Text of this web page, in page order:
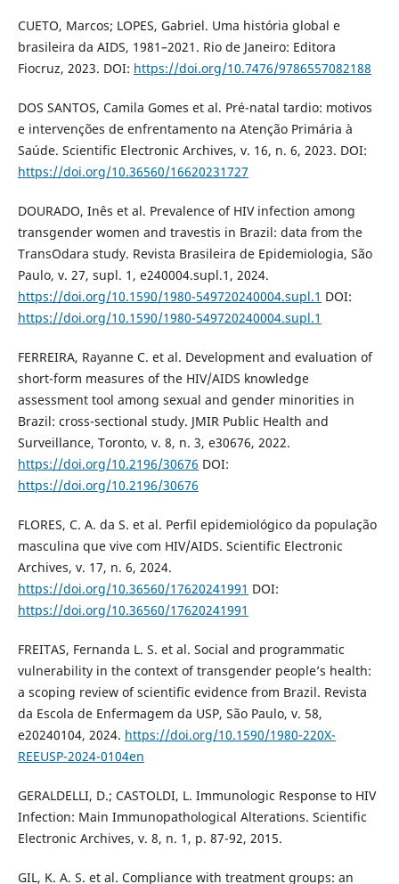
CUETO, Marcos; LOPES, Gabriel. Uma história global e
brasileira da AIDS, 1981–2021. Rio de Janeiro: Editora
Fiocruz, 2023. DOI: https://doi.org/10.7476/9786557082188
DOS SANTOS, Camila Gomes et al. Pré-natal tardio: motivos
e intervenções de enfrentamento na Atenção Primária à
Saúde. Scientific Electronic Archives, v. 16, n. 6, 2023. DOI:
https://doi.org/10.36560/16620231727
DOURADO, Inês et al. Prevalence of HIV infection among
transgender women and travestis in Brazil: data from the
TransOdara study. Revista Brasileira de Epidemiologia, São
Paulo, v. 27, supl. 1, e240004.supl.1, 2024.
https://doi.org/10.1590/1980-549720240004.supl.1 DOI:
https://doi.org/10.1590/1980-549720240004.supl.1
FERREIRA, Rayanne C. et al. Development and evaluation of
short-form measures of the HIV/AIDS knowledge
assessment tool among sexual and gender minorities in
Brazil: cross-sectional study. JMIR Public Health and
Surveillance, Toronto, v. 8, n. 3, e30676, 2022.
https://doi.org/10.2196/30676 DOI:
https://doi.org/10.2196/30676
FLORES, C. A. da S. et al. Perfil epidemiológico da população
masculina que vive com HIV/AIDS. Scientific Electronic
Archives, v. 17, n. 6, 2024.
https://doi.org/10.36560/17620241991 DOI:
https://doi.org/10.36560/17620241991
FREITAS, Fernanda L. S. et al. Social and programmatic
vulnerability in the context of transgender people’s health:
a scoping review of scientific evidence from Brazil. Revista
da Escola de Enfermagem da USP, São Paulo, v. 58,
e20240104, 2024. https://doi.org/10.1590/1980-220X-
REEUSP-2024-0104en
GERALDELLI, D.; CASTOLDI, L. Immunologic Response to HIV
Infection: Main Immunopathological Alterations. Scientific
Electronic Archives, v. 8, n. 1, p. 87-92, 2015.
GIL, K. A. S. et al. Compliance with treatment groups: an